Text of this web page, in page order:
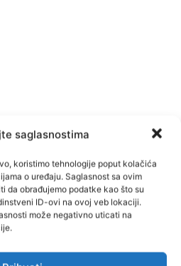
saglasnostima
koristimo tehnologije poput kolačića
o uređaju. Saglasnost sa ovim
da obrađujemo podatke kao što su
ID-ovi na ovoj veb lokaciji.
može negativno uticati na